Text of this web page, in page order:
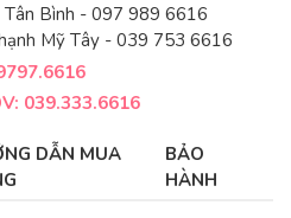
Tân Bình - 097 989 6616
Mỹ Tây - 039 753 6616
039.333.6616
DẪN MUA
BẢO
HÀNH